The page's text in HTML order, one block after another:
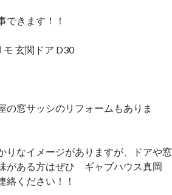
できます！！
の窓サッシのリフォームもありま
りなイメージがありますが、ドアや窓
がある方はぜひ ギャブハウス真岡
絡ください！！